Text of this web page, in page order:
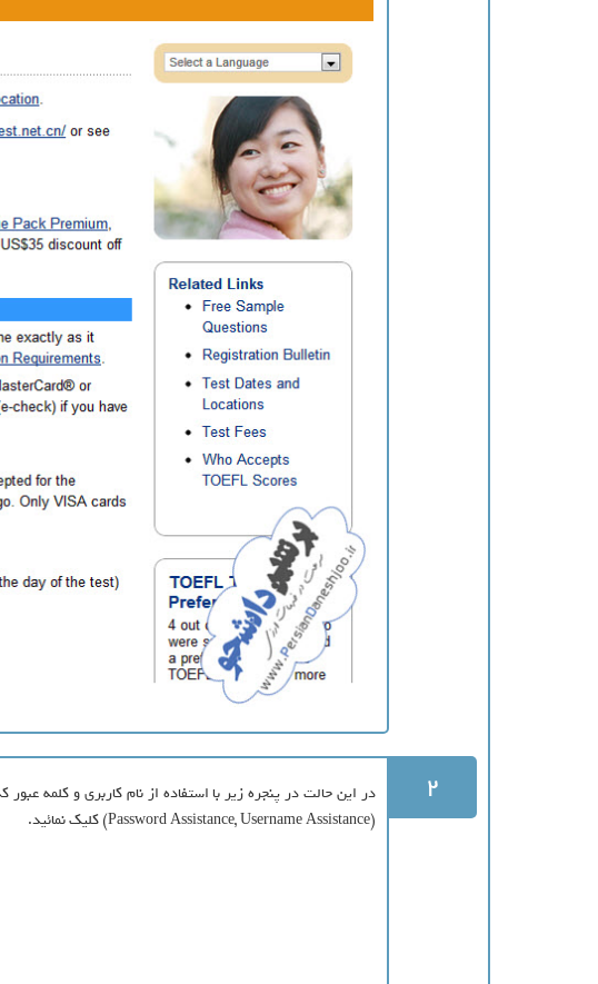
2
در این حالت در پنجره زیر با استفاده از نام کاربری و کلمه
(Password Assistance, Username Assistance) کلیک نمائید.